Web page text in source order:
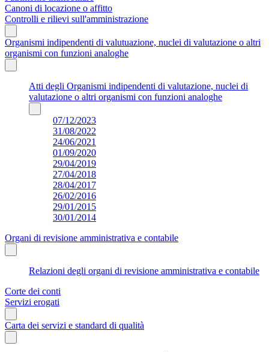
Canoni di locazione o affitto
Controlli e rilievi sull'amministrazione
Organismi indipendenti di valutuazione, nuclei di valutazione o altri
organismi con funzioni analoghe
Atti degli Organismi indipendenti di valutazione, nuclei di
valutazione o altri organismi con funzioni analoghe
07/12/2023
31/08/2022
24/06/2021
01/09/2020
29/04/2019
27/04/2018
28/04/2017
26/02/2016
29/01/2015
30/01/2014
Organi di revisione amministrativa e contabile
Relazioni degli organi di revisione amministrativa e contabile
Corte dei conti
Servizi erogati
Carta dei servizi e standard di qualità